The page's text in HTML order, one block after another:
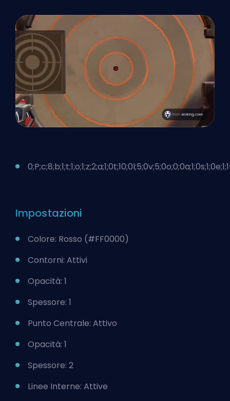
Impostazioni
Colore: Rosso (#FF0000)
Contorni: Attivi
Opacità: 1
Spessore: 1
Punto Centrale: Attivo
Opacità: 1
Spessore: 2
Linee Interne: Attive